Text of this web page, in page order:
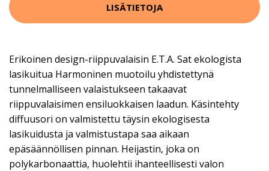
LISÄTIETOJA
Erikoinen design-riippuvalaisin E.T.A. Sat ekologista
lasikuitua Harmoninen muotoilu yhdistettynä
tunnelmalliseen valaistukseen takaavat
riippuvalaisimen ensiluokkaisen laadun. Käsintehty
diffuusori on valmistettu täysin ekologisesta
lasikuidusta ja valmistustapa saa aikaan
epäsäännöllisen pinnan. Heijastin, joka on
polykarbonaattia, huolehtii ihanteellisesti valon